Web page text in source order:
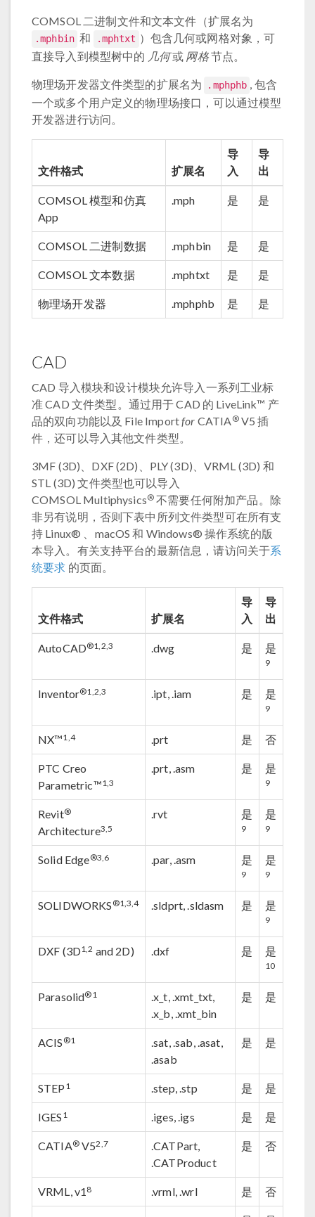
COMSOL 二进制文件和文本文件（扩展名为
.mphbin 和 .mphtxt ）包含几何或网格对象，可
直接导入到模型树中的 几何或 网格节点。
物理场开发器文件类型的扩展名为 .mphphb , 包含
一个或多个用户定义的物理场接口，可以通过模型
开发器进行访问。
文件格式 扩展名
导
入
导
出
COMSOL 模型和仿真
App
.mph 是 是
COMSOL 二进制数据 .mphbin 是 是
COMSOL 文本数据 .mphtxt 是 是
物理场开发器 .mphphb 是 是
CAD
CAD 导入模块和设计模块允许导入一系列工业标
准 CAD 文件类型。通过用于 CAD 的 LiveLink™ 产
品的双向功能以及 File Importfor CATIA®V5 插
件，还可以导入其他文件类型。
3MF (3D)、DXF (2D)、PLY (3D)、VRML (3D) 和
STL (3D) 文件类型也可以导入
COMSOL Multiphysics® 不需要任何附加产品。除
非另有说明，否则下表中所列文件类型可在所有支
持 Linux® 、macOS 和 Windows® 操作系统的版
本导入。有关支持平台的最新信息，请访问关于系
统要求 的页面。
文件格式 扩展名
导
入
导
出
AutoCAD®1,2,3 .dwg 是 是
9
Inventor®1,2,3 .ipt, .iam 是 是
9
NX™1,4 .prt 是 否
PTC Creo
Parametric™1,3
.prt, .asm 是 是
9
Revit®
Architecture3,5
.rvt 是
9
是
9
Solid Edge®3,6 .par, .asm 是
9
是
9
SOLIDWORKS ®1,3,4 .sldprt, .sldasm 是 是
9
DXF (3D1,2 and 2D) .dxf 是 是
10
Parasolid®1
.x_t, .xmt_txt,
.x_b, .xmt_bin
是 是
ACIS ®1
.sat, .sab, .asat,
.asab
是 是
STEP 1 .step, .stp 是 是
IGES 1 .iges, .igs 是 是
CATIA®V52,7
.CATPart,
.CATProduct
是 否
VRML, v1 8 .vrml, .wrl 是 否